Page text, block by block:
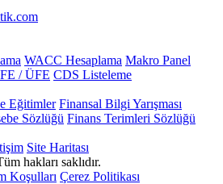
WACC Hesaplama Makro Panel
/ ÜFE CDS Listeleme
Eğitimler Finansal Bilgi Yarışması
Sözlüğü Finans Terimleri Sözlüğü
Site Haritası
hakları saklıdır.
Koşulları Çerez Politikası